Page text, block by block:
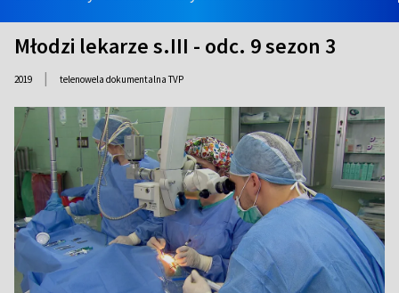
Młodzi lekarze s.III - odc. 9 sezon 3
2019 | telenowela dokumentalna TVP